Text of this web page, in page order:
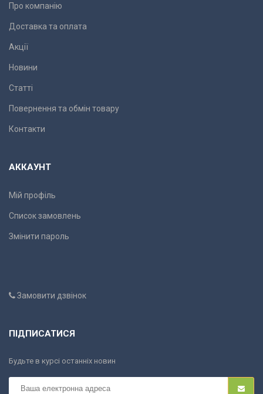
Про компанію
Доставка та оплата
Акції
Новини
Статті
Повернення та обмін товару
Контакти
АККАУНТ
Мій профіль
Список замовлень
Змінити пароль
Замовити дзвінок
ПІДПИСАТИСЯ
Будьте в курсі останніх новин